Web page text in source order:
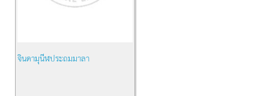
จินดามุนีฬประถมมาลา